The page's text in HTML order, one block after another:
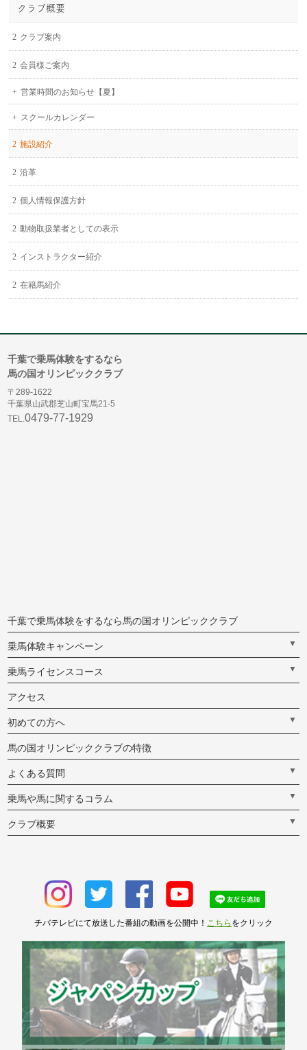
クラブ概要
クラブ案内
会員様ご案内
営業時間のお知らせ【夏】
スクールカレンダー
施設紹介
沿革
個人情報保護方針
動物取扱業者としての表示
インストラクター紹介
在籍馬紹介
千葉で乗馬体験をするなら
馬の国オリンピッククラブ
〒289-1622
千葉県山武郡芝山町宝馬21-5
TEL.0479-77-1929
千葉で乗馬体験をするなら馬の国オリンピッククラブ
乗馬体験キャンペーン ▼
乗馬ライセンスコース ▼
アクセス
初めての方へ ▼
馬の国オリンピッククラブの特徴
よくある質問 ▼
乗馬や馬に関するコラム ▼
クラブ概要 ▼
チバテレビにて放送した番組の動画を公開中！ こちら をクリック